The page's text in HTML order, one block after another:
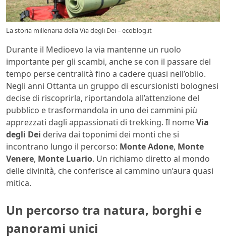
La storia millenaria della Via degli Dei – ecoblog.it
Durante il Medioevo la via mantenne un ruolo
importante per gli scambi, anche se con il passare del
tempo perse centralità fino a cadere quasi nell’oblio.
Negli anni Ottanta un gruppo di escursionisti bolognesi
decise di riscoprirla, riportandola all’attenzione del
pubblico e trasformandola in uno dei cammini più
apprezzati dagli appassionati di trekking. Il nomeVia
degli Dei deriva dai toponimi dei monti che si
incontrano lungo il percorso: Monte Adone, Monte
Venere, Monte Luario. Un richiamo diretto al mondo
delle divinità, che conferisce al cammino un’aura quasi
mitica.
Un percorso tra natura, borghi e
panorami unici